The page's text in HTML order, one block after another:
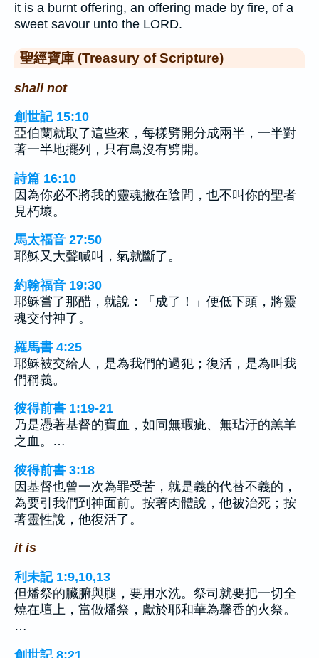
it is a burnt offering, an offering made by fire, of a
sweet savour unto the LORD.
聖經寶庫 (Treasury of Scripture)
shall not
創世記 15:10
亞伯蘭就取了這些來，每樣劈開分成兩半，一半對
著一半地擺列，只有鳥沒有劈開。
詩篇 16:10
因為你必不將我的靈魂撇在陰間，也不叫你的聖者
見朽壞。
馬太福音 27:50
耶穌又大聲喊叫，氣就斷了。
約翰福音 19:30
耶穌嘗了那醋，就說：「成了！」便低下頭，將靈
魂交付神了。
羅馬書 4:25
耶穌被交給人，是為我們的過犯；復活，是為叫我
們稱義。
彼得前書 1:19-21
乃是憑著基督的寶血，如同無瑕疵、無玷汙的羔羊
之血。…
彼得前書 3:18
因基督也曾一次為罪受苦，就是義的代替不義的，
為要引我們到神面前。按著肉體說，他被治死；按
著靈性說，他復活了。
it is
利未記 1:9,10,13
但燔祭的臟腑與腿，要用水洗。祭司就要把一切全
燒在壇上，當做燔祭，獻於耶和華為馨香的火祭。
…
創世記 8:21